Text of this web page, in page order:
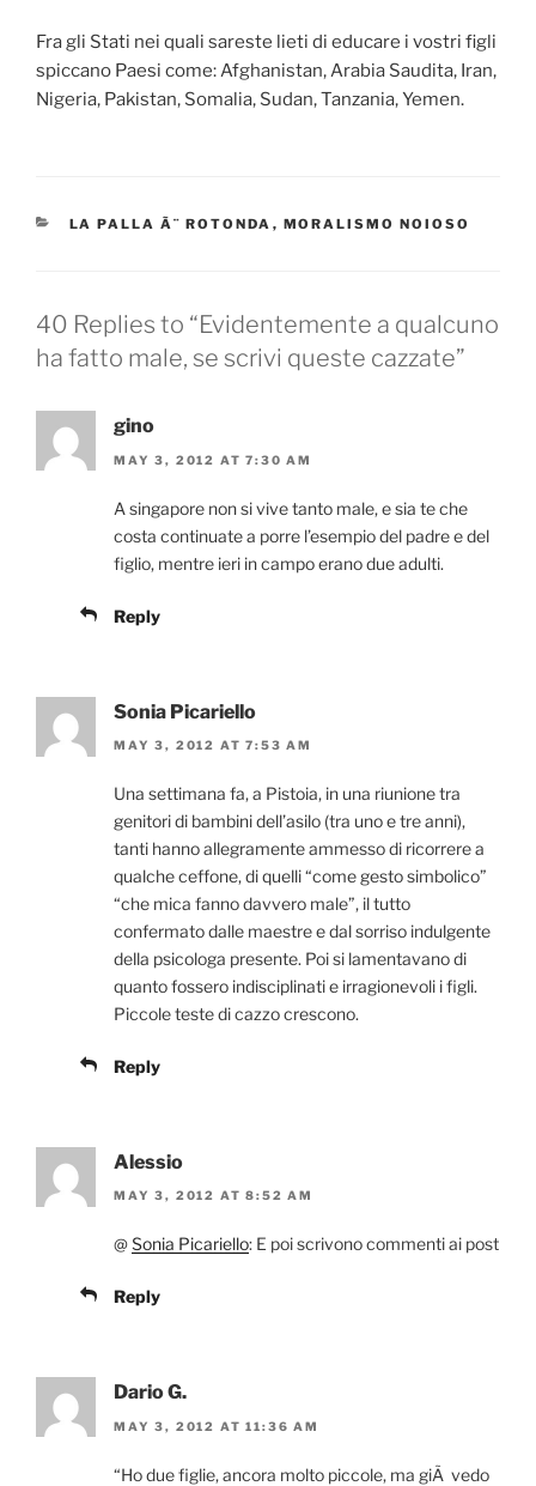
Fra gli Stati nei quali sareste lieti di educare i vostri figli
spiccano Paesi come: Afghanistan, Arabia Saudita, Iran,
Nigeria, Pakistan, Somalia, Sudan, Tanzania, Yemen.
CATEGORIES
LA PALLA Ã¨ ROTONDA , MORALISMO NOIOSO
40 Replies to “Evidentemente a qualcuno
ha fatto male, se scrivi queste cazzate”
gino
MAY 3, 2012 AT 7:30 AM
A singapore non si vive tanto male, e sia te che
costa continuate a porre l’esempio del padre e del
figlio, mentre ieri in campo erano due adulti.
Reply
Sonia Picariello
MAY 3, 2012 AT 7:53 AM
Una settimana fa, a Pistoia, in una riunione tra
genitori di bambini dell’asilo (tra uno e tre anni),
tanti hanno allegramente ammesso di ricorrere a
qualche ceffone, di quelli “come gesto simbolico”
“che mica fanno davvero male”, il tutto
confermato dalle maestre e dal sorriso indulgente
della psicologa presente. Poi si lamentavano di
quanto fossero indisciplinati e irragionevoli i figli.
Piccole teste di cazzo crescono.
Reply
Alessio
MAY 3, 2012 AT 8:52 AM
@Sonia Picariello: E poi scrivono commenti ai post
Reply
Dario G.
MAY 3, 2012 AT 11:36 AM
“Ho due figlie, ancora molto piccole, ma giÃ vedo